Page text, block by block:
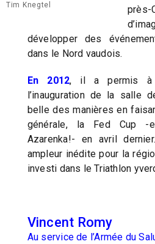
Tim Knegtel
développer des
dans le Nord vaudois.
En 2012, il a permis à
l’inauguration de la salle
belle des manières en
générale, la Fed Cup -
Azarenka!- en avril
ampleur inédite pour la
investi dans le Triathlon
Vincent Romy
Au service de l’Armée du